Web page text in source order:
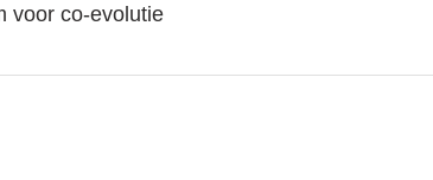
voor co-evolutie